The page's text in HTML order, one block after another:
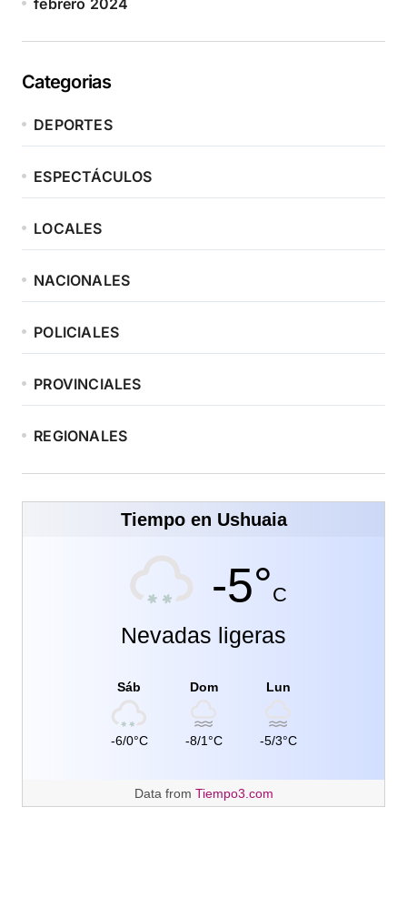
Categorias
DEPORTES
ESPECTÁCULOS
LOCALES
NACIONALES
POLICIALES
PROVINCIALES
REGIONALES
Tiempo en Ushuaia
-5°C
Nevadas ligeras
Sáb
-6/0°C
Dom
-8/1°C
Lun
-5/3°C
Data from Tiempo3.com